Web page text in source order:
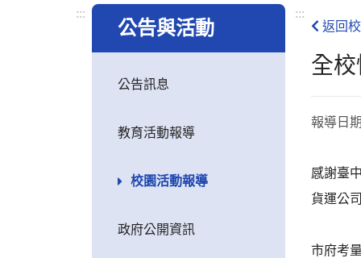
:::
公告與活動
公告訊息
教育活動報導
校園活動報導
政府公開資訊
:::
返回
全
報導日
感謝臺
貨運公
市府考